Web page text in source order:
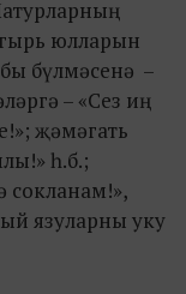
юлларын
бүлмәсенә –
– «Сез иң
җәмәгать
һ.б.;
сокланам!»,
язуларны уку